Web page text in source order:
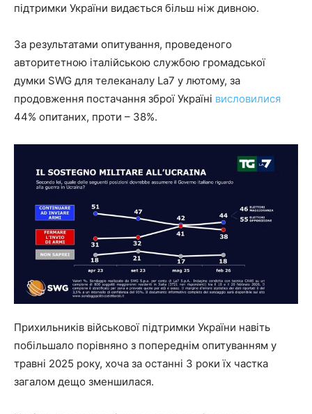
підтримки України видається більш ніж дивною.
За результатами опитування, проведеного
авторитетною італійською службою громадської
думки SWG для телеканалу La7 у лютому, за
продовження постачання зброї Україні висловилися
44% опитаних, проти – 38%.
Прихильників військової підтримки України навіть
побільшало порівняно з попереднім опитуванням у
травні 2025 року, хоча за останні 3 роки їх частка
загалом дещо зменшилася.